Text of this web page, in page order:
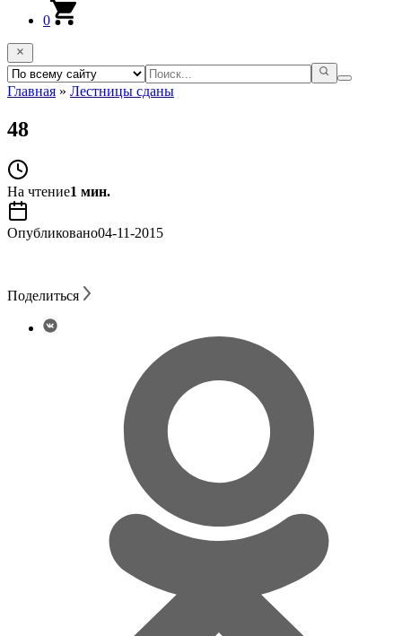
0
Главная » Лестницы сданы
48
На чтение1 мин.
Опубликовано04-11-2015
Поделиться